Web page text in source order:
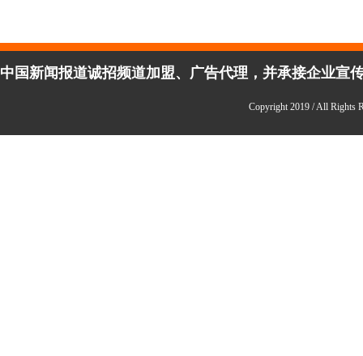
中国新闻报道诚招频道加盟、广告代理，并承接企业宣
Copyright 2019 / All Rights